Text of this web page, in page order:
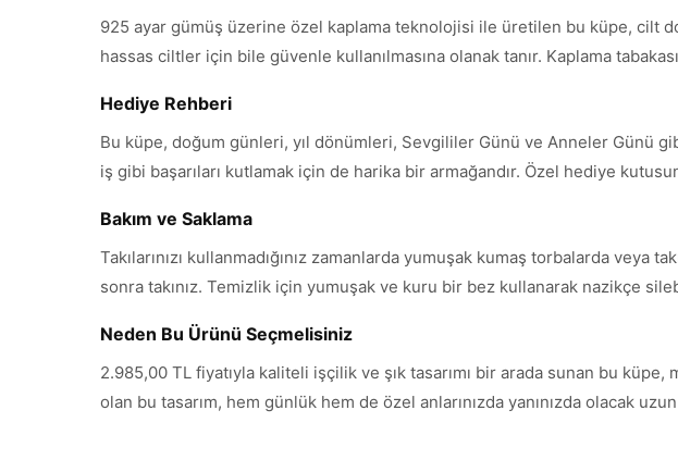
925 ayar gümüş üzerine özel kaplama teknolojisi ile üretilen bu küpe, cilt
hassas ciltler için bile güvenle kullanılmasına olanak tanır. Kaplama
Hediye Rehberi
Bu küpe, doğum günleri, yıl dönümleri, Sevgililer Günü ve Anneler Günü
iş gibi başarıları kutlamak için de harika bir armağandır. Özel hediye
Bakım ve Saklama
Takılarınızı kullanmadığınız zamanlarda yumuşak kumaş torbalarda
sonra takınız. Temizlik için yumuşak ve kuru bir bez kullanarak nazikçe
Neden Bu Ürünü Seçmelisiniz
2.985,00 TL fiyatıyla kaliteli işçilik ve şık tasarımı bir arada sunan bu
olan bu tasarım, hem günlük hem de özel anlarınızda yanınızda olacak